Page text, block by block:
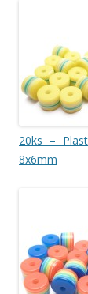
20ks –
8x6mm